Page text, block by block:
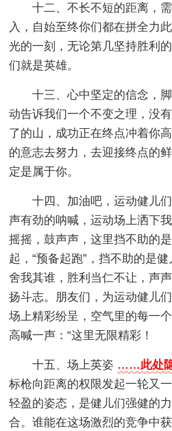
十二、不长不短的距离，
入，自始至终你们都在拼全力
光的一刻，无论第几坚持胜利
们就是英雄。
十三、心中坚定的信念，
动告诉我们一个不变之理，没
了的山，成功正在终点冲着你
的意志去努力，去迎接终点的
定是属于你。
十四、加油吧，运动健儿
声有劲的呐喊，运动场上洒下
摇摇，鼓声声，这里挡不助的
起，“预备起跑”，挡不助的是
舍我其谁，胜利当仁不让，声
扬斗志。朋友们，为运动健儿
场上精彩纷呈，空气里的每一
高喊一声：“这里无限精彩！
十五、场上英姿 ……此处
标枪向距离的权限发起一轮又
轻盈的姿态，是健儿们强健的
合。谁能在这场激烈的竞争中